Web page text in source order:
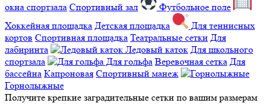
окна спортзала Спортивный зал
Футбольное поле
Хоккейная площадка Детская площадка
Для теннисных
кортов Спортивная площадка Театральные сетки Для
лабиринта
Ледовый каток Для школьного
спортзала
Для гольфа Веревочная сетка Для
бассейна Капроновая Спортивный манеж
Горнолыжные
Получите крепкие заградительные сетки по вашим размерам